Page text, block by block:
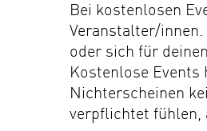
Bei kostenlosen
Veranstalter/
oder sich für
Kostenlose Events
Nichterscheinen
verpflichtet fühlen,